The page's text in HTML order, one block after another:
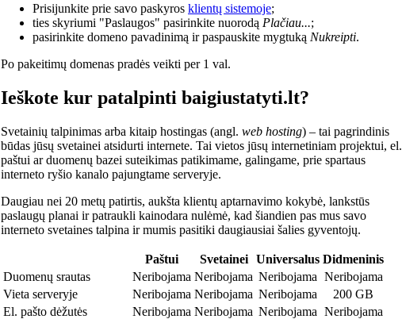
Prisijunkite prie savo paskyros klientų sistemoje;
ties skyriumi "Paslaugos" pasirinkite nuorodą Plačiau...;
pasirinkite domeno pavadinimą ir paspauskite mygtuką Nukreipti.
Po pakeitimų domenas pradės veikti per 1 val.
Ieškote kur patalpinti baigiustatyti.lt?
Svetainių talpinimas arba kitaip hostingas (angl. web hosting) – tai pagrindinis
būdas jūsų svetainei atsidurti internete. Tai vietos jūsų internetiniam projektui, el.
paštui ar duomenų bazei suteikimas patikimame, galingame, prie spartaus
interneto ryšio kanalo pajungtame serveryje.
Daugiau nei 20 metų patirtis, aukšta klientų aptarnavimo kokybė, lankstūs
paslaugų planai ir patraukli kainodara nulėmė, kad šiandien pas mus savo
interneto svetaines talpina ir mumis pasitiki daugiausiai šalies gyventojų.
Paštui Svetainei Universalus Didmeninis
Duomenų srautas
Neribojama Neribojama Neribojama Neribojama
Vieta serveryje
Neribojama Neribojama Neribojama
200 GB
El. pašto dėžutės
Neribojama Neribojama Neribojama Neribojama